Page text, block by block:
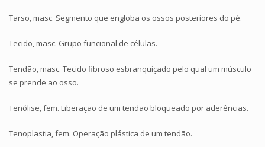
Tarso, masc. Segmento que engloba os ossos posteriores do pé.
Tecido, masc. Grupo funcional de células.
Tendão, masc. Tecido fibroso esbranquiçado pelo qual um músculo
se prende ao osso.
Tenólise, fem. Liberação de um tendão bloqueado por aderências.
Tenoplastia, fem. Operação plástica de um tendão.